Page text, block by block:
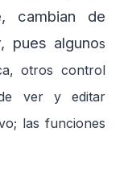
cambian de
pues algunos
otros control
ver y editar
las funciones